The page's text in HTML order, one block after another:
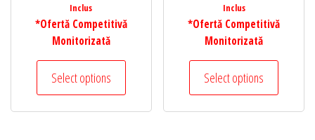
Inclus
*Ofertă Competitivă
Monitorizată
Select options
Inclus
*Ofertă Competitivă
Monitorizată
Select options